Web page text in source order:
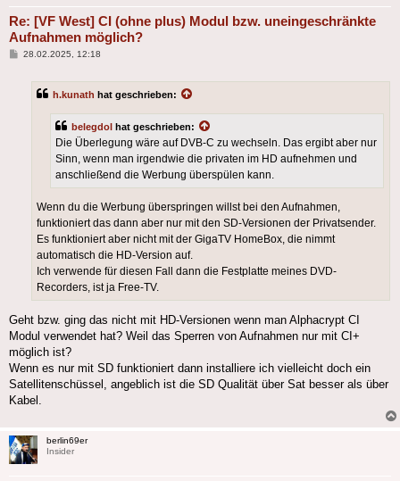
Re: [VF West] CI (ohne plus) Modul bzw. uneingeschränkte
Aufnahmen möglich?
Beitrag
28.02.2025, 12:18
h.kunath hat geschrieben:
belegdol hat geschrieben:
Die Überlegung wäre auf DVB-C zu wechseln. Das ergibt aber nur
Sinn, wenn man irgendwie die privaten im HD aufnehmen und
anschließend die Werbung überspülen kann.
Wenn du die Werbung überspringen willst bei den Aufnahmen,
funktioniert das dann aber nur mit den SD-Versionen der Privatsender.
Es funktioniert aber nicht mit der GigaTV HomeBox, die nimmt
automatisch die HD-Version auf.
Ich verwende für diesen Fall dann die Festplatte meines DVD-
Recorders, ist ja Free-TV.
Geht bzw. ging das nicht mit HD-Versionen wenn man Alphacrypt CI
Modul verwendet hat? Weil das Sperren von Aufnahmen nur mit CI+
möglich ist?
Wenn es nur mit SD funktioniert dann installiere ich vielleicht doch ein
Satellitenschüssel, angeblich ist die SD Qualität über Sat besser als über
Kabel.
berlin69er
Insider